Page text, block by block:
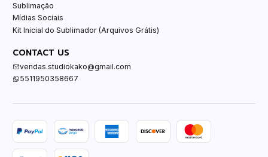
Sublimação
Mídias Sociais
Kit Inicial do Sublimador (Arquivos Grátis)
CONTACT US
vendas.studiokako@gmail.com
5511950358667